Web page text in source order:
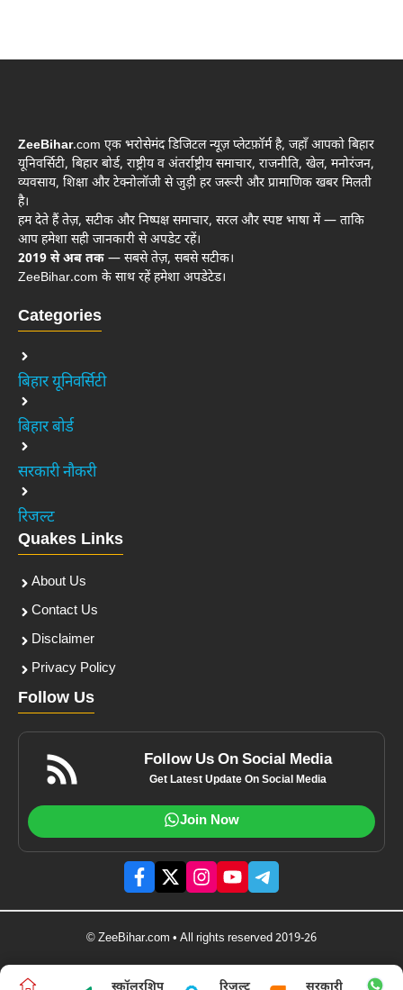
ZeeBihar.com एक भरोसेमंद डिजिटल न्यूज़ प्लेटफ़ॉर्म है, जहाँ आपको बिहार
यूनिवर्सिटी, बिहार बोर्ड, राष्ट्रीय व अंतर्राष्ट्रीय समाचार, राजनीति, खेल, मनोरंजन,
व्यवसाय, शिक्षा और टेक्नोलॉजी से जुड़ी हर जरूरी और प्रामाणिक खबर मिलती
है।
हम देते हैं तेज़, सटीक और निष्पक्ष समाचार, सरल और स्पष्ट भाषा में — ताकि
आप हमेशा सही जानकारी से अपडेट रहें।
2019 से अब तक — सबसे तेज़, सबसे सटीक।
ZeeBihar.com के साथ रहें हमेशा अपडेटेड।
Categories
बिहार यूनिवर्सिटी
बिहार बोर्ड
सरकारी नौकरी
रिजल्ट
Quakes Links
About Us
Contact Us
Disclaimer
Privacy Policy
Follow Us
Follow Us On Social Media
Get Latest Update On Social Media
Join Now
© ZeeBihar.com • All rights reserved 2019-26
स्कॉलरशिप रिजल्ट सरकारी